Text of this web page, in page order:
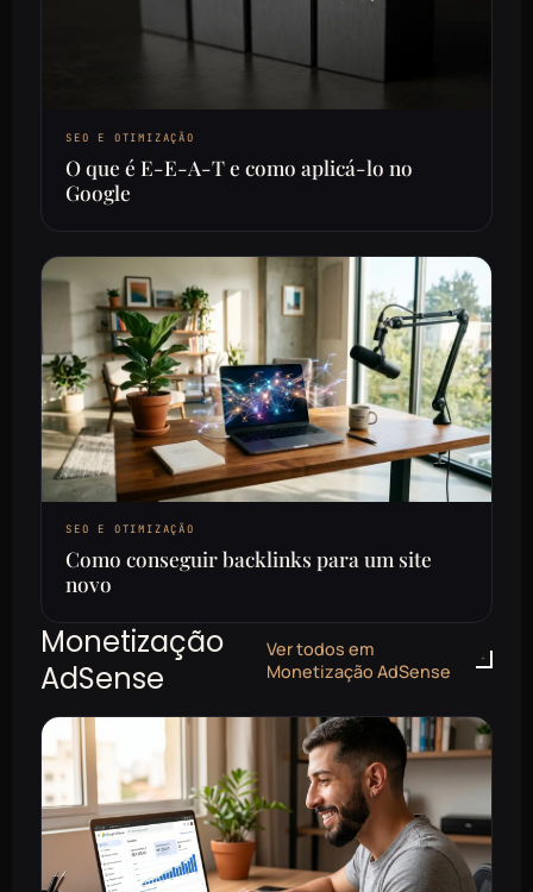
SEO E OTIMIZAÇÃO
O que é E-E-A-T e como aplicá-lo no
Google
SEO E OTIMIZAÇÃO
Como conseguir backlinks para um site
novo
Monetização
AdSense
Ver todos em
Monetização AdSense